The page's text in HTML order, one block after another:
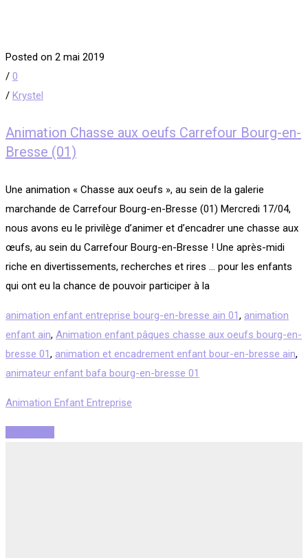
Posted on 2 mai 2019
/ 0
/ Krystel
Animation Chasse aux oeufs Carrefour Bourg-en-
Bresse (01)
Une animation « Chasse aux oeufs », au sein de la galerie
marchande de Carrefour Bourg-en-Bresse (01) Mercredi 17/04,
nous avons eu le privilège d’animer et d’encadrer une chasse aux
œufs, au sein du Carrefour Bourg-en-Bresse ! Une après-midi
riche en divertissements, recherches et rires … pour les enfants
qui ont eu la chance de pouvoir participer à la
animation enfant entreprise bourg-en-bresse ain 01, animation
enfant ain, Animation enfant pâques chasse aux oeufs bourg-en-
bresse 01, animation et encadrement enfant bour-en-bresse ain,
animateur enfant bafa bourg-en-bresse 01
Animation Enfant Entreprise